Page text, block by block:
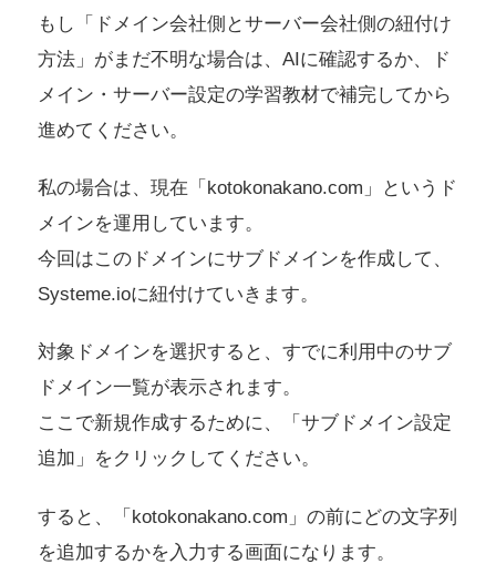
もし「ドメイン会社側とサーバー会社側の紐付け
方法」がまだ不明な場合は、AIに確認するか、ド
メイン・サーバー設定の学習教材で補完してから
進めてください。
私の場合は、現在「kotokonakano.com」というド
メインを運用しています。
今回はこのドメインにサブドメインを作成して、
Systeme.ioに紐付けていきます。
対象ドメインを選択すると、すでに利用中のサブ
ドメイン一覧が表示されます。
ここで新規作成するために、「サブドメイン設定
追加」をクリックしてください。
すると、「kotokonakano.com」の前にどの文字列
を追加するかを入力する画面になります。